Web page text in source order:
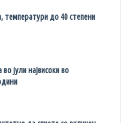
температури до 40 степени
јули највисоки во